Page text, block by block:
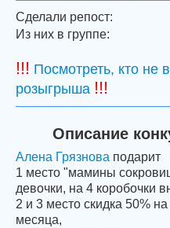
Сделали репост:
Из них в группе:
!!! Посмотреть, кто не
розыгрыша !!!
Описание
Алена Грязнова подарит
1 место "мамины
девочки, на 4 коробочки
2 и 3 место скидка 50%
месяца,